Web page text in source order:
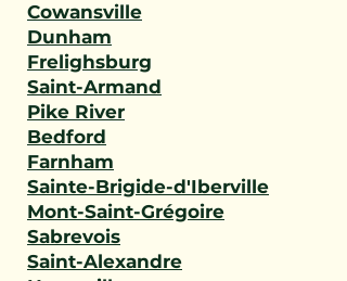
Cowansville
Dunham
Frelighsburg
Saint-Armand
Pike River
Bedford
Farnham
Sainte-Brigide-d'Iberville
Mont-Saint-Grégoire
Sabrevois
Saint-Alexandre